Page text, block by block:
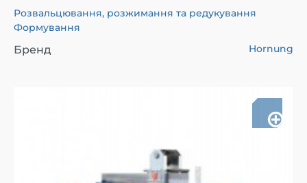
Розвальцювання, розжимання та редукування
Формування
Бренд Hornung